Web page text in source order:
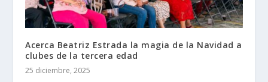
Acerca Beatriz Estrada la magia de la Navidad a
clubes de la tercera edad
25 diciembre, 2025